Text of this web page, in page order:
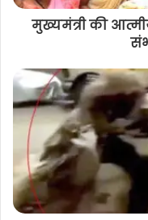
मुख्यमंत्री की